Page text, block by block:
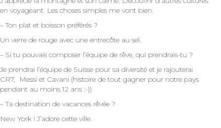
en voyageant. Les choses simples me vont bien.
– Ton plat et boisson préférés ?
Un verre de rouge avec une entrecôte au sel.
– Si tu pouvais composer l’équipe de rêve, qui prendrais-tu ?
Je prendrai l’équipe de Suisse pour sa diversité et je rajouterai
CR7, Messi et Cavani (histoire de tout gagner pour notre pays
pendant au moins 12 ans :-))
– Ta destination de vacances rêvée ?
New York ! J’adore cette ville.